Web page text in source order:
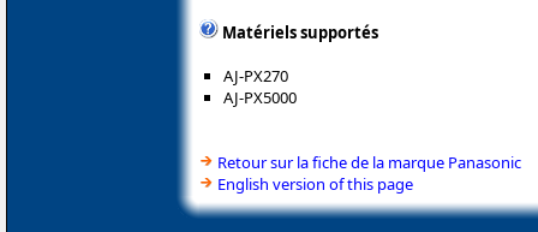
Matériels supportés
AJ-PX270
AJ-PX5000
Retour sur la fiche de la marque Panasonic
English version of this page